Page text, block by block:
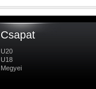
Csapat
U20
U18
Megyei